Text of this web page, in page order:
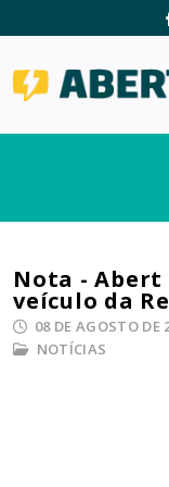
Nota -
veículo da
NOTÍCIAS
08 DE AGOSTO DE